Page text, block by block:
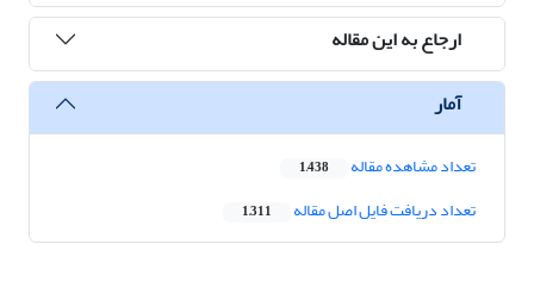
ارجاع به این مقاله
آمار
تعداد مشاهده مقاله 1,438
تعداد دریافت فایل اصل مقاله 1,311